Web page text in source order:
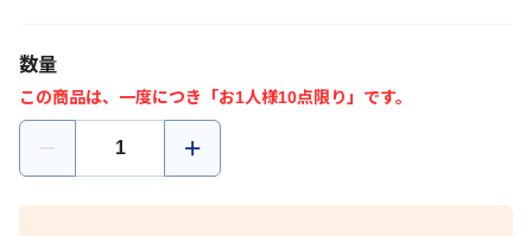
数量
この商品は、一度につき「お1人様10点限り」です。